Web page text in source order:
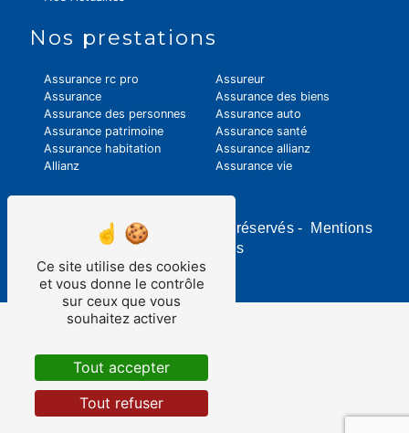
Nos prestations
Assurance rc pro
Assurance
Assurance des personnes
Assurance patrimoine
Assurance habitation
Allianz
Assureur
Assurance des biens
Assurance auto
Assurance santé
Assurance allianz
Assurance vie
- 2026 - Tous droits réservés -
Mentions
-Gestion des cookies
Ce site utilise des cookies
et vous donne le contrôle
sur ceux que vous
souhaitez activer
Tout accepter
Tout refuser